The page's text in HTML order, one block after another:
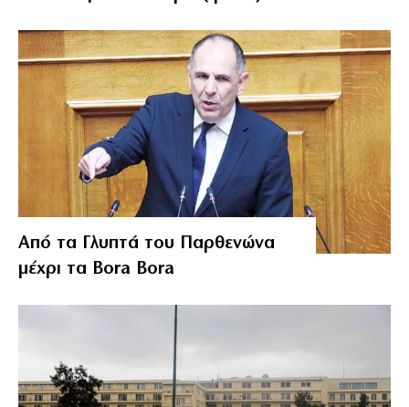
Από τα Γλυπτά του Παρθενώνα
μέχρι τα Bora Bora